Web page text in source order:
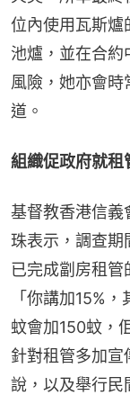
位內使用瓦斯爐
池爐，並在合約
風險，她亦會時
道。
組織促政府就租
基督教香港信義
珠表示，調查期
已完成劏房租管
「你講加15%
蚊會加150蚊，
針對租管多加
說，以及舉行民